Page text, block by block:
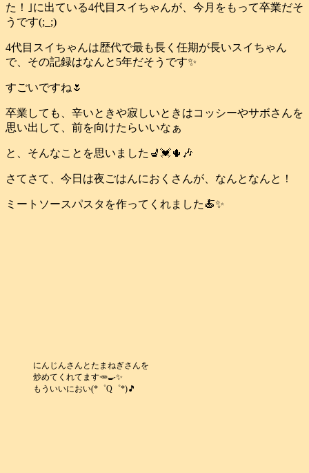
た！｣に出ている4代目スイちゃんが、今月をもって卒業だそ
うです(;_;)
4代目スイちゃんは歴代で最も長く任期が長いスイちゃん
で、その記録はなんと5年だそうです✨
すごいですね🌷
卒業しても、辛いときや寂しいときはコッシーやサボさんを
思い出して、前を向けたらいいなぁ
と、そんなことを思いました💺💓🌵🎶
さてさて、今日は夜ごはんにおくさんが、なんとなんと！
ミートソースパスタを作ってくれました🍝✨
にんじんさんとたまねぎさんを
炒めてくれてます🥕🍳✨
もういいにおい(*゜Q゜*)🎵